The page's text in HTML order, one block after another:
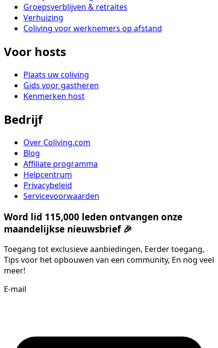
Groepsverblijven & retraites
Verhuizing
Coliving voor werknemers op afstand
Voor hosts
Plaats uw coliving
Gids voor gastheren
Kenmerken host
Bedrijf
Over Coliving.com
Blog
Affiliate programma
Helpcentrum
Privacybeleid
Servicevoorwaarden
Word lid 115,000 leden ontvangen onze
maandelijkse nieuwsbrief 🎉
Toegang tot exclusieve aanbiedingen, Eerder toegang,
Tips voor het opbouwen van een community, En nog veel
meer!
E-mail